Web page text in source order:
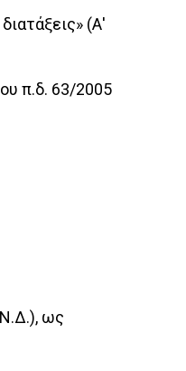
(Α'
π.δ. 63/2005
ως